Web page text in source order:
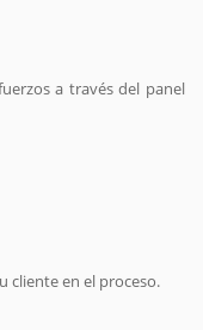
a través del panel
cliente en el proceso.